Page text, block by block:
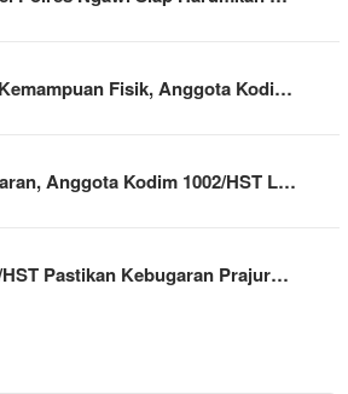
Fisik, Anggota Kodi…
Anggota Kodim 1002/HST L…
HST Pastikan Kebugaran Prajur…